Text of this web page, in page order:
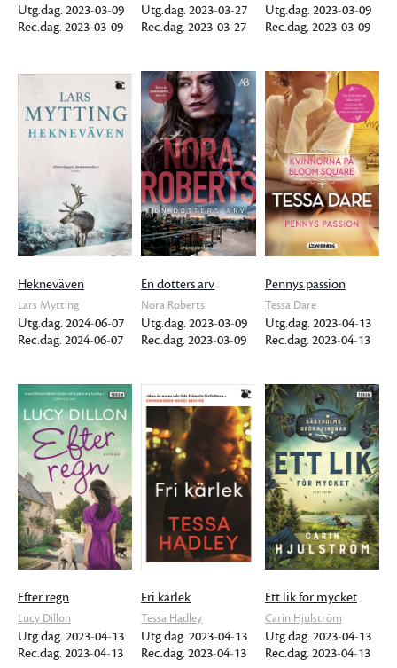
Utg.dag. 2023-03-09
Rec.dag. 2023-03-09
Utg.dag. 2023-03-27
Rec.dag. 2023-03-27
Utg.dag. 2023-03-09
Rec.dag. 2023-03-09
Hekneväven
Lars Mytting
Utg.dag. 2024-06-07
Rec.dag. 2024-06-07
En dotters arv
Nora Roberts
Utg.dag. 2023-03-09
Rec.dag. 2023-03-09
Pennys passion
Tessa Dare
Utg.dag. 2023-04-13
Rec.dag. 2023-04-13
Efter regn
Lucy Dillon
Utg.dag. 2023-04-13
Rec.dag. 2023-04-13
Fri kärlek
Tessa Hadley
Utg.dag. 2023-04-13
Rec.dag. 2023-04-13
Ett lik för mycket
Carin Hjulström
Utg.dag. 2023-04-13
Rec.dag. 2023-04-13